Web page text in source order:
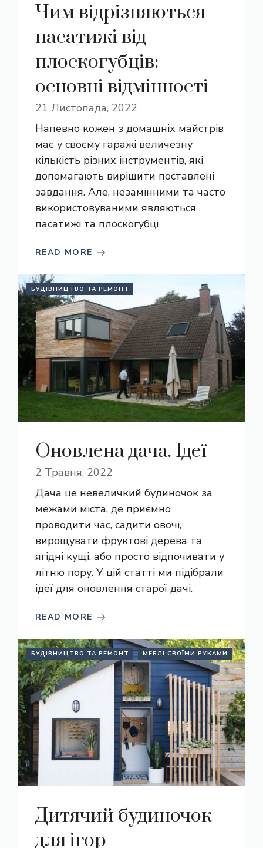
Чим відрізняються
пасатижі від
плоскогубців:
основні відмінності
21 Листопада, 2022
Напевно кожен з домашніх майстрів
має у своєму гаражі величезну
кількість різних інструментів, які
допомагають вирішити поставлені
завдання. Але, незамінними та часто
використовуваними являються
пасатижі та плоскогубці
READ MORE
БУДІВНИЦТВО ТА РЕМОНТ
Оновлена дача. Ідеї
2 Травня, 2022
Дача це невеличкий будиночок за
межами міста, де приємно
проводити час, садити овочі,
вирощувати фруктові дерева та
ягідні кущі, або просто відпочивати у
літню пору. У цій статті ми підібрали
ідеї для оновлення старої дачі.
READ MORE
БУДІВНИЦТВО ТА РЕМОНТ МЕБЛІ СВОЇМИ РУКАМИ
Дитячий будиночок
для ігор